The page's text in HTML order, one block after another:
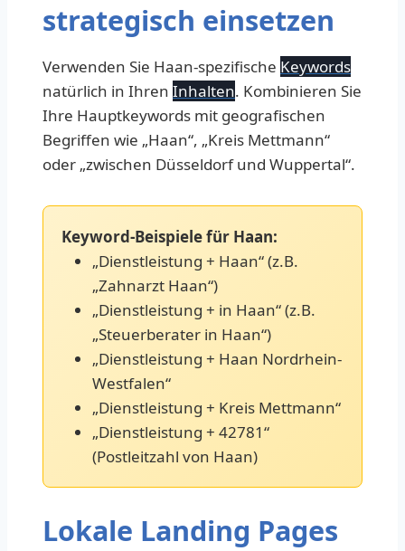
strategisch einsetzen
Verwenden Sie Haan-spezifische Keywords
natürlich in Ihren Inhalten. Kombinieren Sie
Ihre Hauptkeywords mit geografischen
Begriffen wie „Haan“, „Kreis Mettmann“
oder „zwischen Düsseldorf und Wuppertal“.
Keyword-Beispiele für Haan:
„Dienstleistung + Haan“ (z.B.
„Zahnarzt Haan“)
„Dienstleistung + in Haan“ (z.B.
„Steuerberater in Haan“)
„Dienstleistung + Haan Nordrhein-
Westfalen“
„Dienstleistung + Kreis Mettmann“
„Dienstleistung + 42781“
(Postleitzahl von Haan)
Lokale Landing Pages